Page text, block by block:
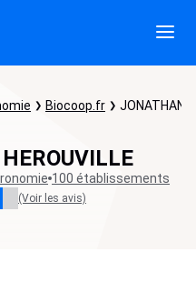
Biocoop.fr JONATHAN
100 établissements
(Voir les avis)